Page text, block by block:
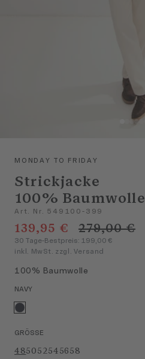
MONDAY TO FRIDAY
Strickjacke
100% Baumwolle
Art. Nr. 549100-399
139,95 € 279,00 €
30 Tage-Bestpreis: 199,00 €
inkl. MwSt. zzgl. Versand
100% Baumwolle
NAVY
GRÖSSE
485052545658